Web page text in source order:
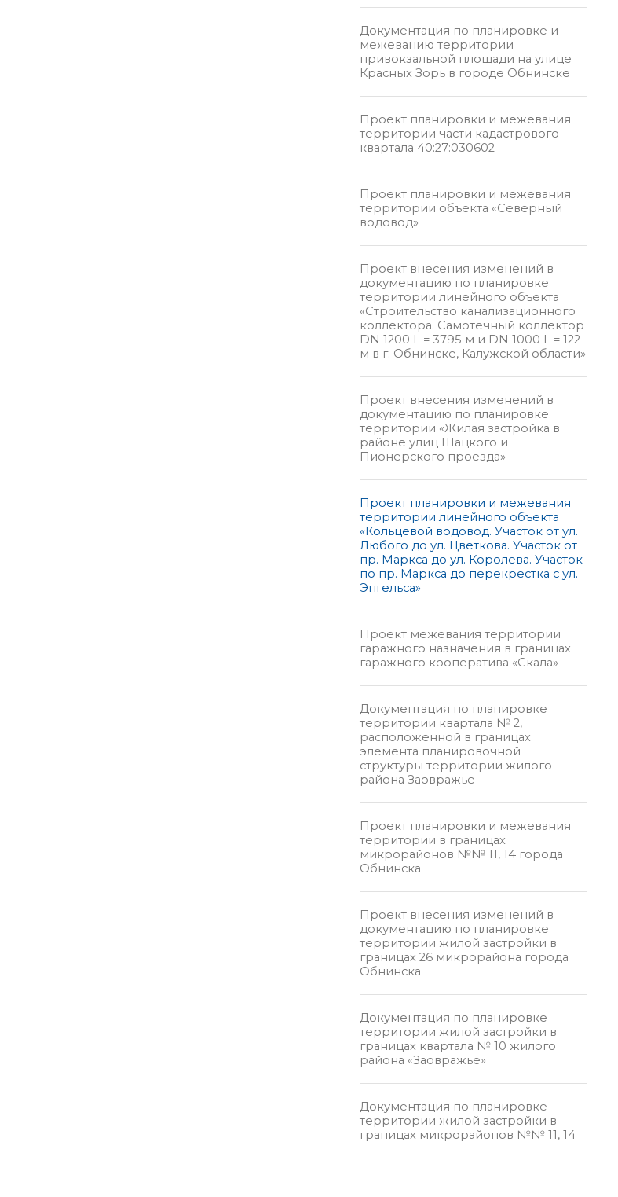
Документация по планировке и
межеванию территории
привокзальной площади на улице
Красных Зорь в городе Обнинске
Проект планировки и межевания
территории части кадастрового
квартала 40:27:030602
Проект планировки и межевания
территории объекта «Северный
водовод»
Проект внесения изменений в
документацию по планировке
территории линейного объекта
«Строительство канализационного
коллектора. Самотечный коллектор
DN 1200 L = 3795 м и DN 1000 L = 122
м в г. Обнинске, Калужской области»
Проект внесения изменений в
документацию по планировке
территории «Жилая застройка в
районе улиц Шацкого и
Пионерского проезда»
Проект планировки и межевания
территории линейного объекта
«Кольцевой водовод. Участок от ул.
Любого до ул. Цветкова. Участок от
пр. Маркса до ул. Королева. Участок
по пр. Маркса до перекрестка с ул.
Энгельса»
Проект межевания территории
гаражного назначения в границах
гаражного кооператива «Скала»
Документация по планировке
территории квартала № 2,
расположенной в границах
элемента планировочной
структуры территории жилого
района Заовражье
Проект планировки и межевания
территории в границах
микрорайонов №№ 11, 14 города
Обнинска
Проект внесения изменений в
документацию по планировке
территории жилой застройки в
границах 26 микрорайона города
Обнинска
Документация по планировке
территории жилой застройки в
границах квартала № 10 жилого
района «Заовражье»
Документация по планировке
территории жилой застройки в
границах микрорайонов №№ 11, 14